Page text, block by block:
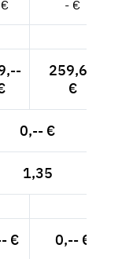
- €
259,66
€
0,-- €
1,35
€ 0,-- €